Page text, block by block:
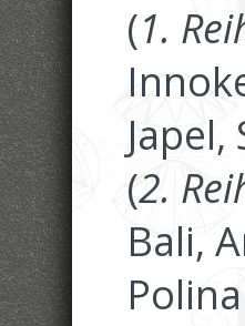
(1.
(2.
Bali,